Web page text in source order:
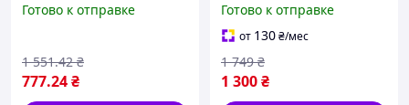
черный рюкзак для
повседневной носки
Готово к отправке
777.24₴
1 551.42 ₴
стиль
Готово к отправке
от 130₴/мес
1 300₴
1 749 ₴